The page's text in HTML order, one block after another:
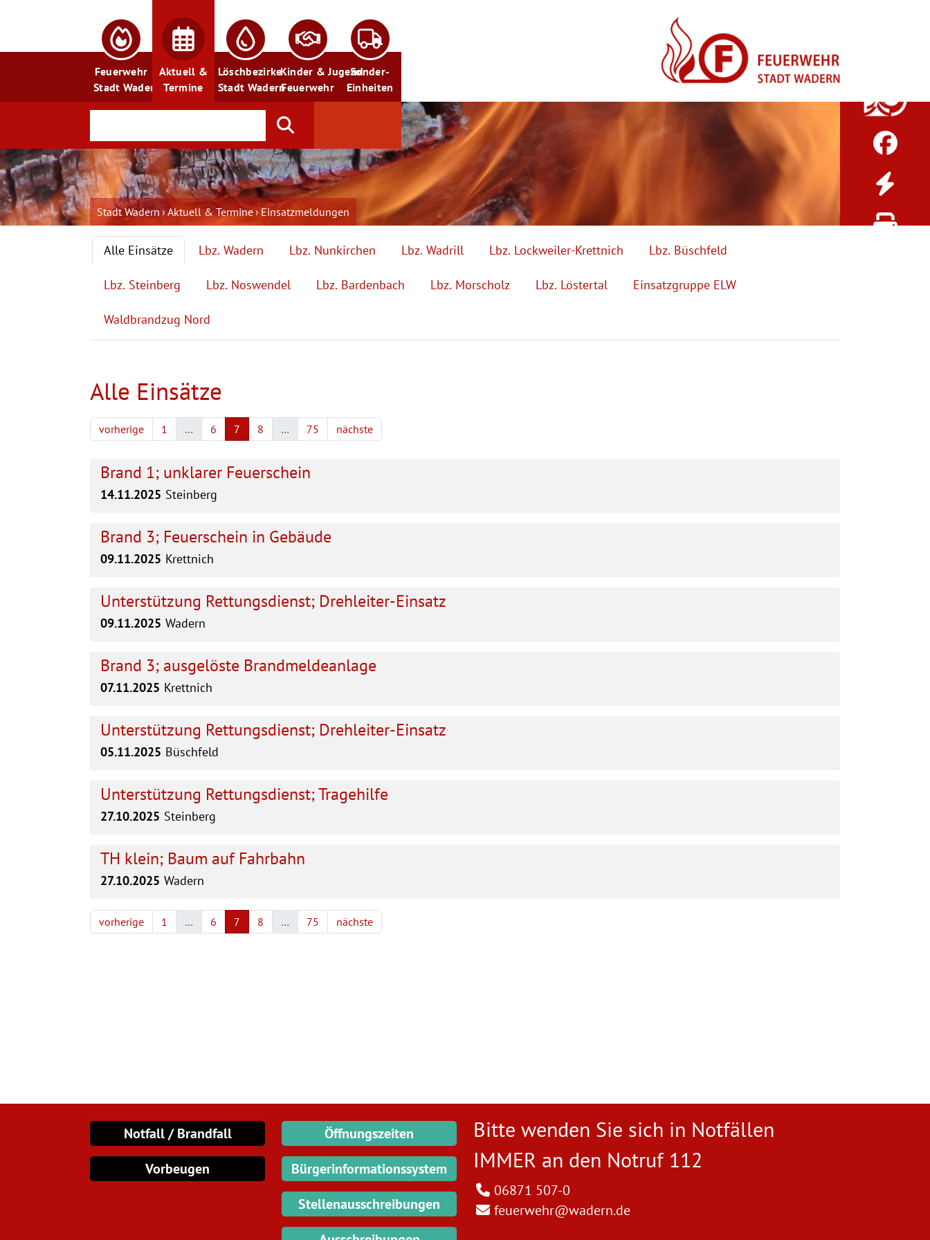
Feuerwehr
Stadt Wadern
Aktuell &
Termine
Löschbezirke
Stadt Wadern
Kinder & Jugend
Feuerwehr
Sonder-
Einheiten
Stadt Wadern Aktuell & Termine Einsatzmeldungen
Alle Einsätze Lbz. Wadern Lbz. Nunkirchen Lbz. Wadrill Lbz. Lockweiler-Krettnich Lbz. Büschfeld
Lbz. Steinberg Lbz. Noswendel Lbz. Bardenbach Lbz. Morscholz Lbz. Löstertal Einsatzgruppe ELW
Waldbrandzug Nord
Alle Einsätze
vorherige 1 … 6 7 8 … 75 nächste
Brand 1; unklarer Feuerschein
14.11.2025 Steinberg
Brand 3; Feuerschein in Gebäude
09.11.2025 Krettnich
Unterstützung Rettungsdienst; Drehleiter-Einsatz
09.11.2025 Wadern
Brand 3; ausgelöste Brandmeldeanlage
07.11.2025 Krettnich
Unterstützung Rettungsdienst; Drehleiter-Einsatz
05.11.2025 Büschfeld
Unterstützung Rettungsdienst; Tragehilfe
27.10.2025 Steinberg
TH klein; Baum auf Fahrbahn
27.10.2025 Wadern
vorherige 1 … 6 7 8 … 75 nächste
Notfall / Brandfall
Vorbeugen
Öffnungszeiten
Bürgerinformationssystem
Stellenausschreibungen
Bitte wenden Sie sich in Notfällen
IMMER an den Notruf 112
06871 507-0
feuerwehr@wadern.de